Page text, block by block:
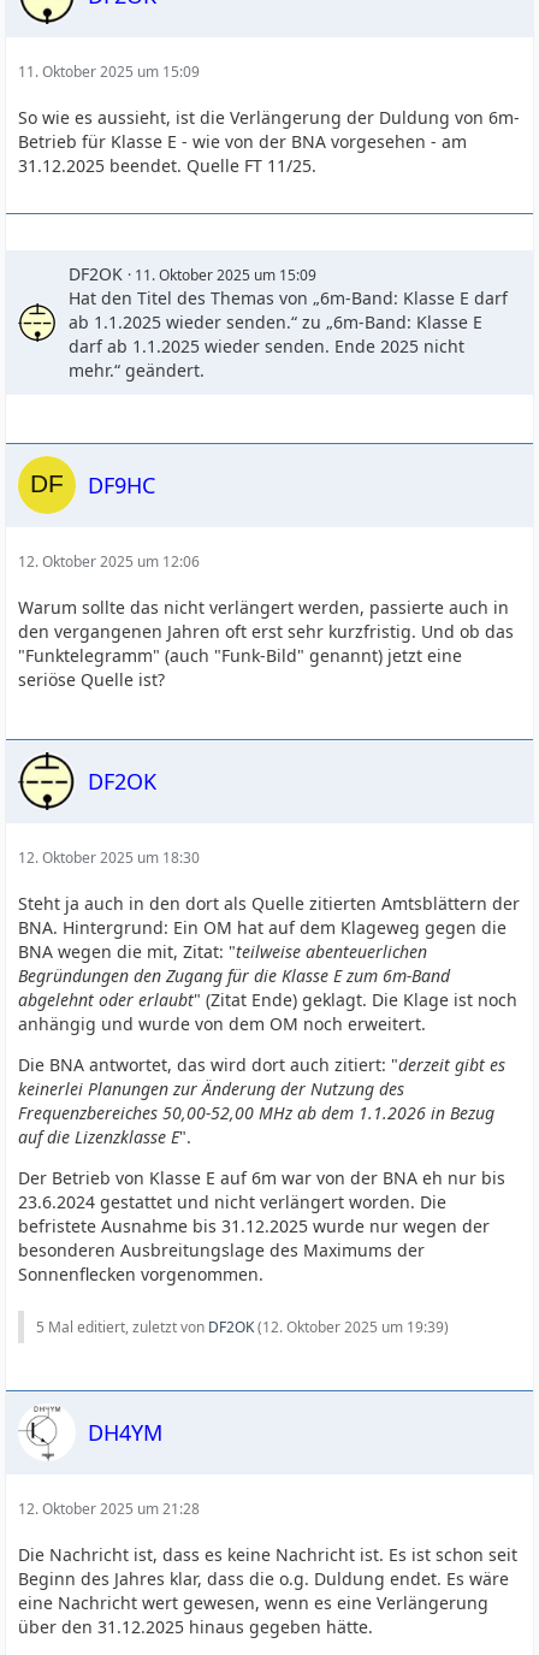
11. Oktober 2025 um 15:09
So wie es aussieht, ist die Verlängerung der Duldung von 6m-
Betrieb für Klasse E - wie von der BNA vorgesehen - am
31.12.2025 beendet. Quelle FT 11/25.
DF2OK 11. Oktober 2025 um 15:09
Hat den Titel des Themas von „6m-Band: Klasse E darf
ab 1.1.2025 wieder senden.“ zu „6m-Band: Klasse E
darf ab 1.1.2025 wieder senden. Ende 2025 nicht
mehr.“ geändert.
DF9HC
12. Oktober 2025 um 12:06
Warum sollte das nicht verlängert werden, passierte auch in
den vergangenen Jahren oft erst sehr kurzfristig. Und ob das
"Funktelegramm" (auch "Funk-Bild" genannt) jetzt eine
seriöse Quelle ist?
DF2OK
12. Oktober 2025 um 18:30
Steht ja auch in den dort als Quelle zitierten Amtsblättern der
BNA. Hintergrund: Ein OM hat auf dem Klageweg gegen die
BNA wegen die mit, Zitat: "teilweise abenteuerlichen
Begründungen den Zugang für die Klasse E zum 6m-Band
abgelehnt oder erlaubt" (Zitat Ende) geklagt. Die Klage ist noch
anhängig und wurde von dem OM noch erweitert.
Die BNA antwortet, das wird dort auch zitiert: "derzeit gibt es
keinerlei Planungen zur Änderung der Nutzung des
Frequenzbereiches 50,00-52,00 MHz ab dem 1.1.2026 in Bezug
auf die Lizenzklasse E".
Der Betrieb von Klasse E auf 6m war von der BNA eh nur bis
23.6.2024 gestattet und nicht verlängert worden. Die
befristete Ausnahme bis 31.12.2025 wurde nur wegen der
besonderen Ausbreitungslage des Maximums der
Sonnenflecken vorgenommen.
5 Mal editiert, zuletzt von DF2OK(12. Oktober 2025 um 19:39)
DH4YM
12. Oktober 2025 um 21:28
Die Nachricht ist, dass es keine Nachricht ist. Es ist schon seit
Beginn des Jahres klar, dass die o.g. Duldung endet. Es wäre
eine Nachricht wert gewesen, wenn es eine Verlängerung
über den 31.12.2025 hinaus gegeben hätte.